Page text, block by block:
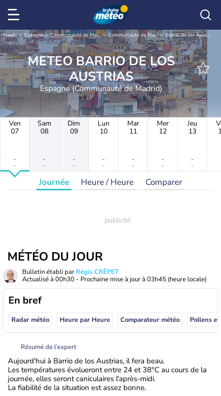
Météo Espagne Communauté de Madrid Communauté de Madrid Barrio de los Austrias
METEO BARRIO DE LOS
AUSTRIAS
Espagne (Communauté de Madrid)
Ven
07
-
-
Sam
08
-
-
Dim
09
-
-
Lun
10
-
-
Mar
11
-
-
Mer
12
-
-
Jeu
13
-
-
Journée Heure / Heure Comparer
MÉTÉO DU JOUR
Bulletin établi par Régis CRÊPET
Actualisé à 00h30 - Prochaine mise à jour à 03h45 (heure locale)
En bref
Radar météo Heure par Heure Comparateur météo Pollens
Résumé de l’expert
Aujourd'hui à Barrio de los Austrias, il fera beau.
Les températures évolueront entre 24 et 38°C au cours de la
journée, elles seront caniculaires l'après-midi.
La fiabilité de la situation est assez bonne.